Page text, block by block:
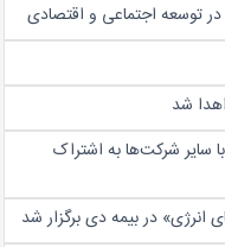
توسعه اجتماعی و اقتصادی
شد
سایر شرکت‌ها به اشتراک
در بیمه دی برگزار شد